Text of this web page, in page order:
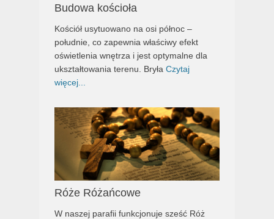
Budowa kościoła
Kościół usytuowano na osi północ –
południe, co zapewnia właściwy efekt
oświetlenia wnętrza i jest optymalne dla
ukształtowania terenu. Bryła Czytaj
więcej...
Róże Różańcowe
W naszej parafii funkcjonuje sześć Róż